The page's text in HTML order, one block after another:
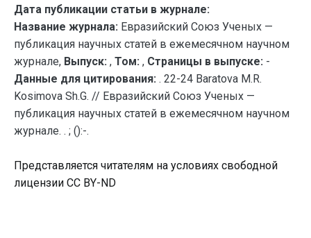
Дата публикации статьи в журнале:
Название журнала: Евразийский Союз Ученых —
публикация научных статей в ежемесячном научном
журнале, Выпуск: , Том: , Страницы в выпуске: -
Данные для цитирования: . 22-24 Baratova M.R.
Kosimova Sh.G. // Евразийский Союз Ученых —
публикация научных статей в ежемесячном научном
журнале. . ; ():-.
Представляется читателям на условиях свободной
лицензии CC BY-ND